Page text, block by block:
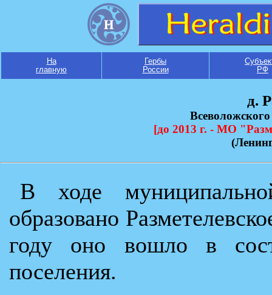
На
главную
Гербы
России
РФ
д.
[до 2013 г. - МО
В ходе
образовано
году оно вошло в
поселения.